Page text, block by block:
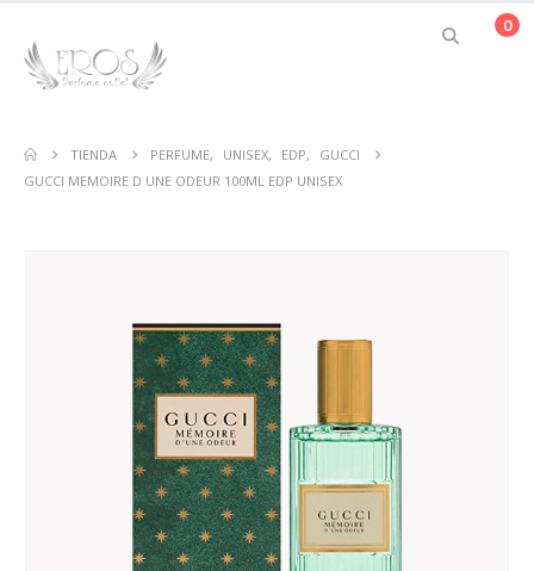
0
TIENDA PERFUME, UNISEX, EDP,
GUCCI
GUCCI MEMOIRE D UNE ODEUR 100ML EDP UNISEX